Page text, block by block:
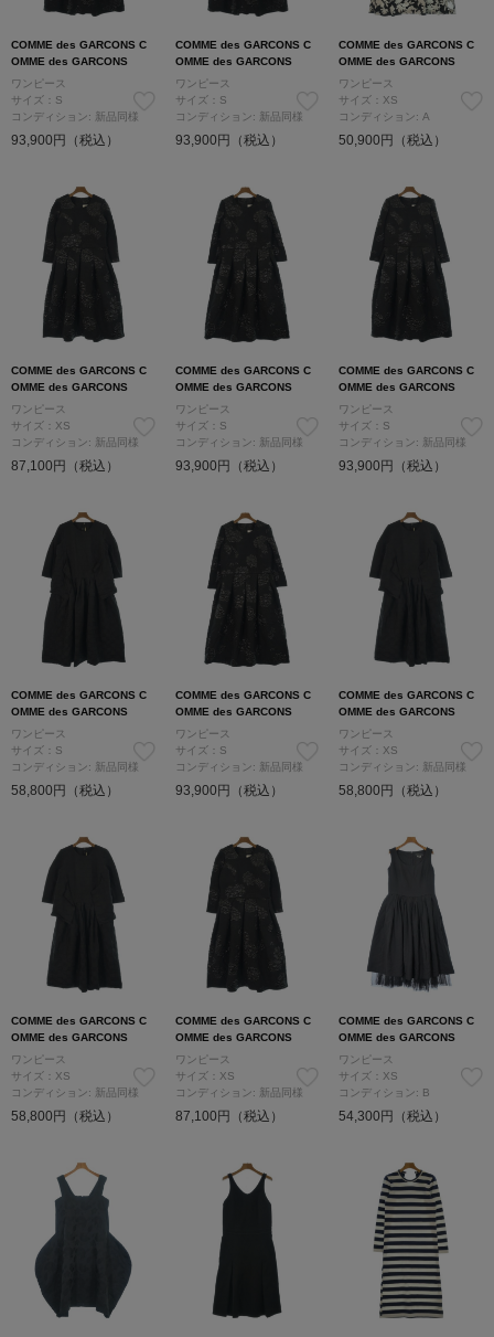
COMME des GARCONS C
OMME des GARCONS
ワンピース
サイズ：S
コンディション: 新品同様
93,900円（税込）
COMME des GARCONS C
OMME des GARCONS
ワンピース
サイズ：S
コンディション: 新品同様
93,900円（税込）
COMME des GARCONS C
OMME des GARCONS
ワンピース
サイズ：XS
コンディション: A
50,900円（税込）
COMME des GARCONS C
OMME des GARCONS
ワンピース
サイズ：XS
コンディション: 新品同様
87,100円（税込）
COMME des GARCONS C
OMME des GARCONS
ワンピース
サイズ：S
コンディション: 新品同様
93,900円（税込）
COMME des GARCONS C
OMME des GARCONS
ワンピース
サイズ：S
コンディション: 新品同様
93,900円（税込）
COMME des GARCONS C
OMME des GARCONS
ワンピース
サイズ：S
コンディション: 新品同様
58,800円（税込）
COMME des GARCONS C
OMME des GARCONS
ワンピース
サイズ：S
コンディション: 新品同様
93,900円（税込）
COMME des GARCONS C
OMME des GARCONS
ワンピース
サイズ：XS
コンディション: 新品同様
58,800円（税込）
COMME des GARCONS C
OMME des GARCONS
ワンピース
サイズ：XS
コンディション: 新品同様
58,800円（税込）
COMME des GARCONS C
OMME des GARCONS
ワンピース
サイズ：XS
コンディション: 新品同様
87,100円（税込）
COMME des GARCONS C
OMME des GARCONS
ワンピース
サイズ：XS
コンディション: B
54,300円（税込）